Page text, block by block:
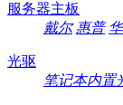
服务器主板
戴尔 惠普
光驱
笔记本内置